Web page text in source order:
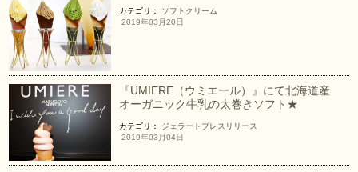
カテゴリ：
ソフトクリーム
2019年03月20日
『UMIERE（ウミエール）』にて北海道産
オーガニック牛乳の太巻きソフト★
カテゴリ： ジェラート プレスリリース
2019年03月04日